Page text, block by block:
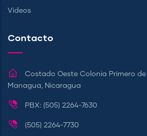
Videos
Contacto
Costado Oeste Colonia Primero de
Managua, Nicaragua
PBX: (505) 2264-7630
(505) 2264-7730